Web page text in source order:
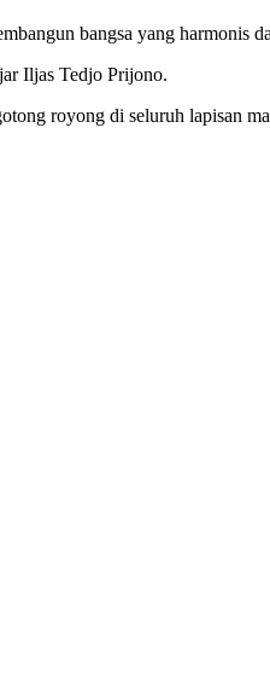
bangsa yang harmonis
Iljas Tedjo Prijono.
royong di seluruh lapisan